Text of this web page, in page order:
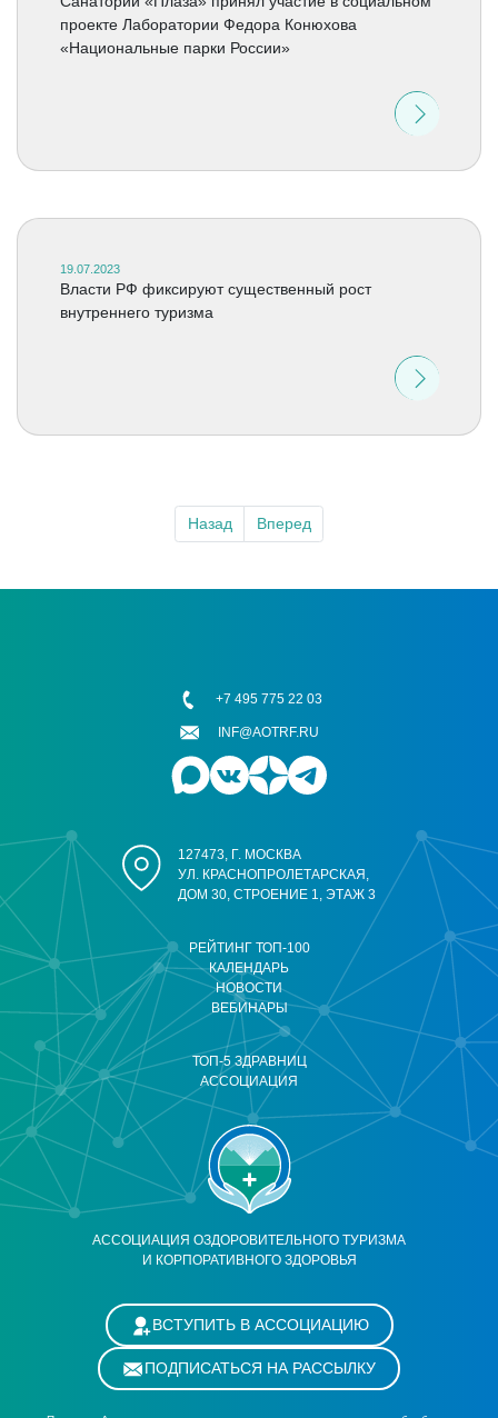
проекте Лаборатории Федора Конюхова
«Национальные парки России»
19.07.2023
Власти РФ фиксируют существенный рост
внутреннего туризма
Назад Вперед
АССОЦИАЦИЯ ОЗДОРОВИТЕЛЬНОГО ТУРИЗМА
И КОРПОРАТИВНОГО ЗДОРОВЬЯ
РЕЙТИНГ ТОП-100
КАЛЕНДАРЬ
НОВОСТИ
ВЕБИНАРЫ
ТОП-5 ЗДРАВНИЦ
АССОЦИАЦИЯ
127473, Г. МОСКВА
УЛ. КРАСНОПРОЛЕТАРСКАЯ,
ДОМ 30, СТРОЕНИЕ 1, ЭТАЖ 3
+7 495 775 22 03
INF@AOTRF.RU
ВСТУПИТЬ В АССОЦИАЦИЮ
ПОДПИСАТЬСЯ НА РАССЫЛКУ